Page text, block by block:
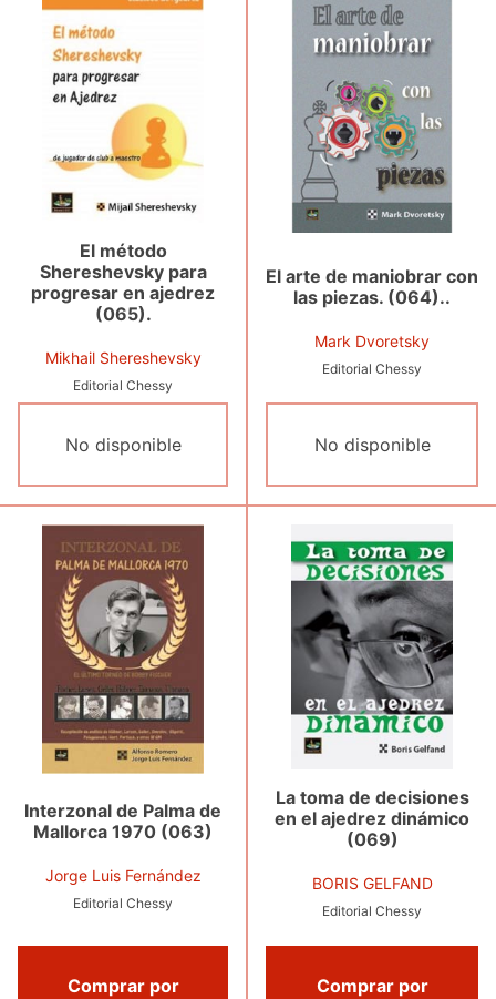
El método
Shereshevsky para
progresar en ajedrez
(065).
Mikhail Shereshevsky
Editorial Chessy
No disponible
El arte de maniobrar con
las piezas. (064)..
Mark Dvoretsky
Editorial Chessy
No disponible
Interzonal de Palma de
Mallorca 1970 (063)
Jorge Luis Fernández
Editorial Chessy
Comprar por
La toma de decisiones
en el ajedrez dinámico
(069)
BORIS GELFAND
Editorial Chessy
Comprar por